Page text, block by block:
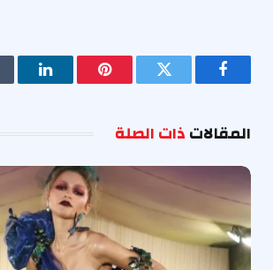
فيسبوك تويتر بينتيريستلينكدإن
المقالاتذات الصلة